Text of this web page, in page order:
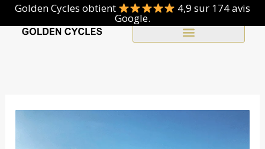
Golden Cycles obtient 4,9 sur 174 avis
Google.
Aller
au